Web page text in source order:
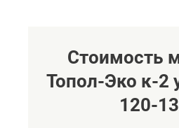
Стоимость
Топол-Эко к-2
120-